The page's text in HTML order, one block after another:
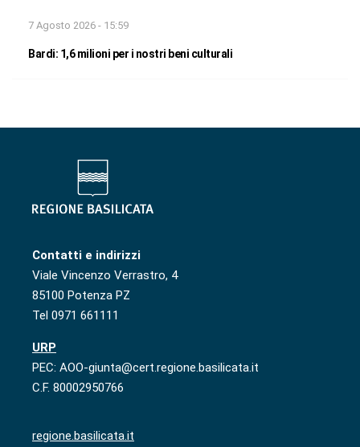
7 Agosto 2026 - 15:59
Bardi: 1,6 milioni per i nostri beni culturali
Contatti e indirizzi
Viale Vincenzo Verrastro, 4
85100 Potenza PZ
Tel 0971 661111
URP
PEC: AOO-giunta@cert.regione.basilicata.it
C.F. 80002950766
regione.basilicata.it